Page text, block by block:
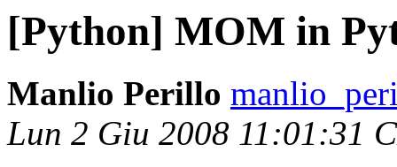
[Python] MOM in
Manlio Perillo
Lun 2 Giu 2008 11:01:31